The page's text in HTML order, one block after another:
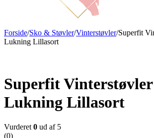
Forside/Sko & Støvler/Vinterstøvler/Superfit
Lukning Lillasort
Superfit
Lukning Lillasort
Vurderet 0 ud af 5
(0)